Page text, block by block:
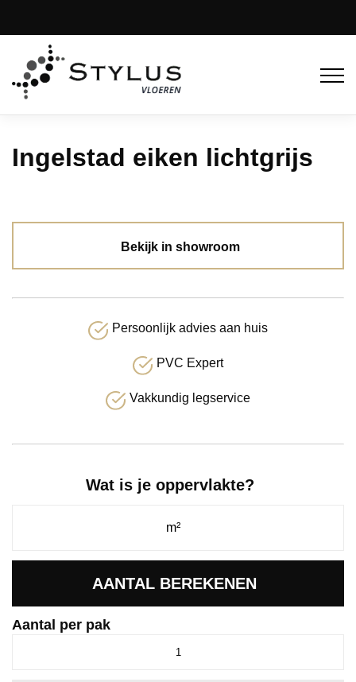
Ingelstad eiken lichtgrijs
Bekijk in showroom
Persoonlijk advies aan huis
PVC Expert
Vakkundig legservice
Wat is je oppervlakte?
AANTAL BEREKENEN
Aantal per pak